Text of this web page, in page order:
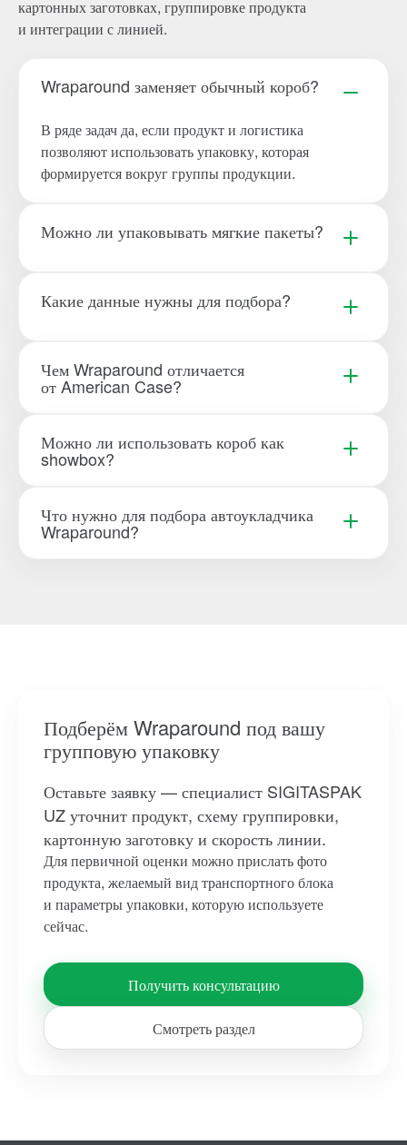
картонных заготовках, группировке продукта
и интеграции с линией.
Wraparound заменяет обычный короб?
В ряде задач да, если продукт и логистика
позволяют использовать упаковку, которая
формируется вокруг группы продукции.
Можно ли упаковывать мягкие пакеты?
Какие данные нужны для подбора?
Чем Wraparound отличается
от American Case?
Можно ли использовать короб как
showbox?
Что нужно для подбора автоукладчика
Wraparound?
Подберём Wraparound под вашу
групповую упаковку
Оставьте заявку — специалист SIGITASPAK
UZ уточнит продукт, схему группировки,
картонную заготовку и скорость линии.
Для первичной оценки можно прислать фото
продукта, желаемый вид транспортного блока
и параметры упаковки, которую используете
сейчас.
Получить консультацию
Смотреть раздел